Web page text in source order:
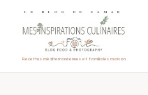
LE BLOG DE SAMAR
Recettes méditerranéennes et familiales maison